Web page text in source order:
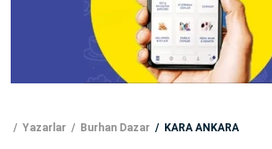
Yazarlar Burhan Dazar KARA ANKARA